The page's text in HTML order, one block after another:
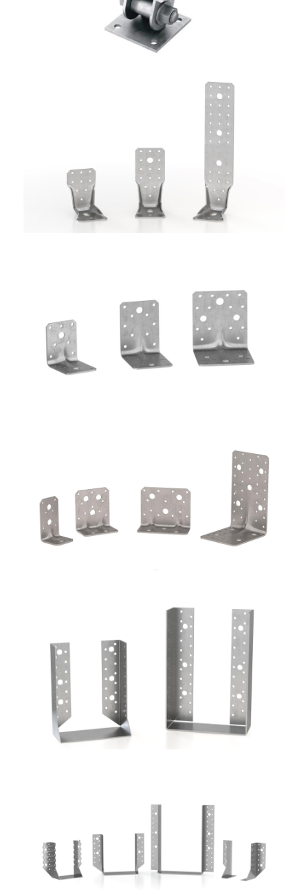
ROTHOBLAAS
Angolari WBR
ROTHOBLAAS
Angolari WVS9050 + WBR170
ROTHOBLAAS
Scarpe metalliche BSI
ROTHOBLAAS
Scarpe metalliche BSA
ROTHOBLAAS